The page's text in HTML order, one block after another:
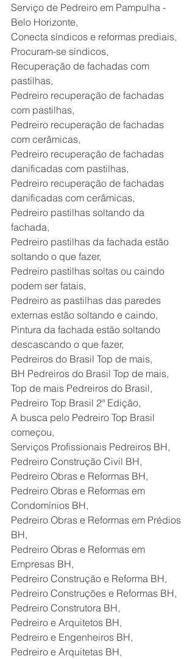
Serviço de Pedreiro em Pampulha -
Belo Horizonte,
Conecta síndicos e reformas prediais,
Procuram-se síndicos,
Recuperação de fachadas com
pastilhas,
Pedreiro recuperação de fachadas
com pastilhas,
Pedreiro recuperação de fachadas
com cerâmicas,
Pedreiro recuperação de fachadas
danificadas com pastilhas,
Pedreiro recuperação de fachadas
danificadas com cerâmicas,
Pedreiro pastilhas soltando da
fachada,
Pedreiro pastilhas da fachada estão
soltando o que fazer,
Pedreiro pastilhas soltas ou caindo
podem ser fatais,
Pedreiro as pastilhas das paredes
externas estão soltando e caindo,
Pintura da fachada estão soltando
descascando o que fazer,
Pedreiros do Brasil Top de mais,
BH Pedreiros do Brasil Top de mais,
Top de mais Pedreiros do Brasil,
Pedreiro Top Brasil 2ª Edição,
A busca pelo Pedreiro Top Brasil
começou,
Serviços Profissionais Pedreiros BH,
Pedreiro Construção Civil BH,
Pedreiro Obras e Reformas BH,
Pedreiro Obras e Reformas em
Condomínios BH,
Pedreiro Obras e Reformas em Prédios
BH,
Pedreiro Obras e Reformas em
Empresas BH,
Pedreiro Construção e Reforma BH,
Pedreiro Construções e Reformas BH,
Pedreiro Construtora BH,
Pedreiro e Arquitetos BH,
Pedreiro e Engenheiros BH,
Pedreiro e Arquitetas BH,